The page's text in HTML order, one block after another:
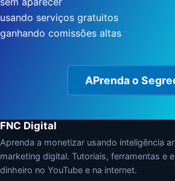
usando serviços gratuitos
ganhando comissões altas
APrenda o
FNC Digital
Aprenda a monetizar usando inteligência
marketing digital. Tutoriais, ferramentas e
dinheiro no YouTube e na internet.